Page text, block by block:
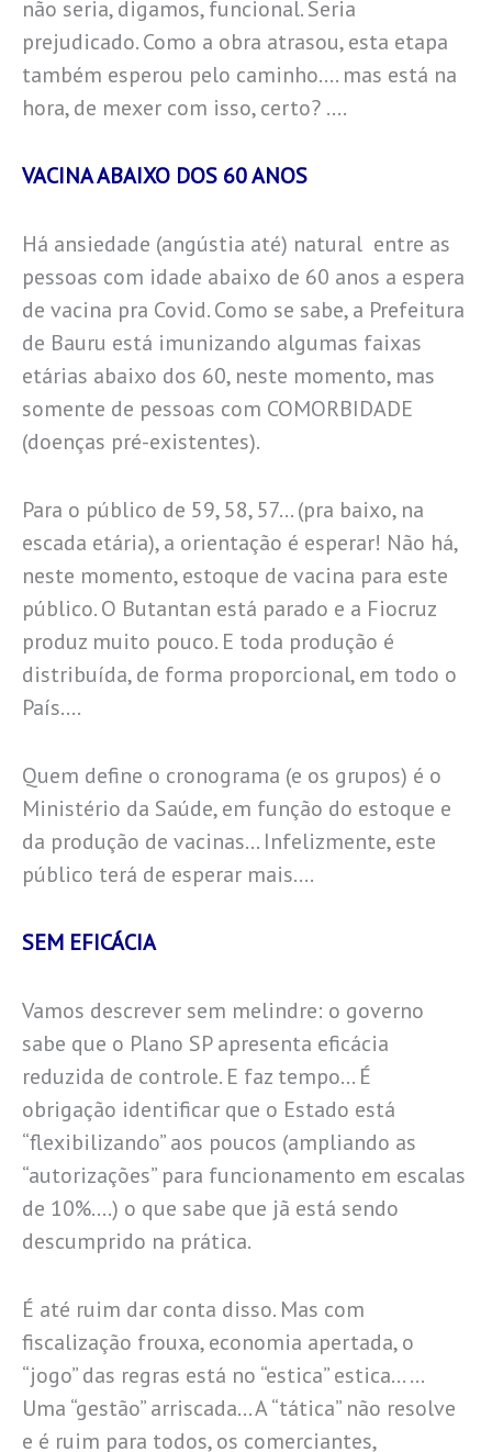
não seria, digamos, funcional. Seria
prejudicado. Como a obra atrasou, esta etapa
também esperou pelo caminho…. mas está na
hora, de mexer com isso, certo? ….
VACINA ABAIXO DOS 60 ANOS
Há ansiedade (angústia até) natural entre as
pessoas com idade abaixo de 60 anos a espera
de vacina pra Covid. Como se sabe, a Prefeitura
de Bauru está imunizando algumas faixas
etárias abaixo dos 60, neste momento, mas
somente de pessoas com COMORBIDADE
(doenças pré-existentes).
Para o público de 59, 58, 57… (pra baixo, na
escada etária), a orientação é esperar! Não há,
neste momento, estoque de vacina para este
público. O Butantan está parado e a Fiocruz
produz muito pouco. E toda produção é
distribuída, de forma proporcional, em todo o
País….
Quem define o cronograma (e os grupos) é o
Ministério da Saúde, em função do estoque e
da produção de vacinas… Infelizmente, este
público terá de esperar mais….
SEM EFICÁCIA
Vamos descrever sem melindre: o governo
sabe que o Plano SP apresenta eficácia
reduzida de controle. E faz tempo… É
obrigação identificar que o Estado está
“flexibilizando” aos poucos (ampliando as
“autorizações” para funcionamento em escalas
de 10%….) o que sabe que jã está sendo
descumprido na prática.
É até ruim dar conta disso. Mas com
fiscalização frouxa, economia apertada, o
“jogo” das regras está no “estica” estica… …
Uma “gestão” arriscada… A “tática” não resolve
e é ruim para todos, os comerciantes,